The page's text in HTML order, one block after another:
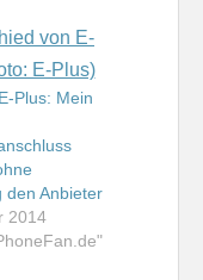
Plus: Mein
den Anbieter
2014